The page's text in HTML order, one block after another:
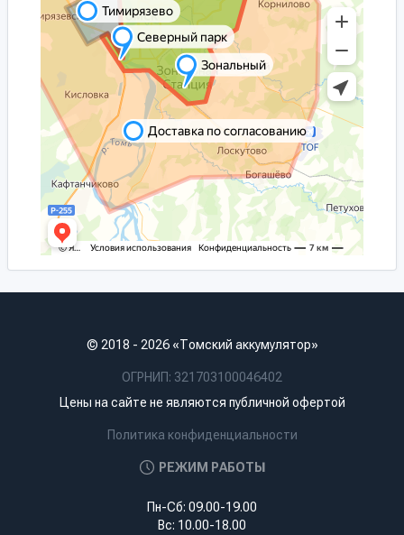
© 2018 - 2026 «Томский аккумулятор»
ОГРНИП: 321703100046402
Цены на сайте не являются публичной офертой
Политика конфиденциальности
РЕЖИМ РАБОТЫ
Пн-Сб: 09.00-19.00
Вс: 10.00-18.00